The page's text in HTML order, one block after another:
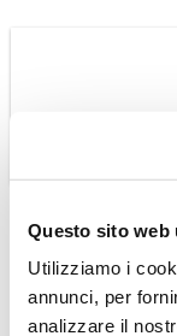
Questo sito web
Utilizziamo i
annunci, per
analizzare il
Kathmandu
Khajuraho, le
Jaipur e le
paesaggistiche di